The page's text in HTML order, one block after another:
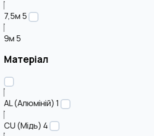
7,5м 5
9м 5
Матеріал
AL (Алюміній) 1
CU (Мідь) 4